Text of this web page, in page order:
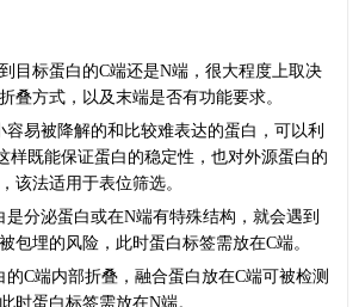
目标蛋白的C端还是N端，很大程度上取决
叠方式，以及末端是否有功能要求。
容易被降解的和比较难表达的蛋白，可以利
样既能保证蛋白的稳定性，也对外源蛋白的
该法适用于表位筛选。
是分泌蛋白或在N端有特殊结构 ，就会遇到
包埋的风险，此时蛋白标签需放在C端。
的C端内部折叠，融合蛋白放在C端可被检测
时蛋白标签需放在N端。